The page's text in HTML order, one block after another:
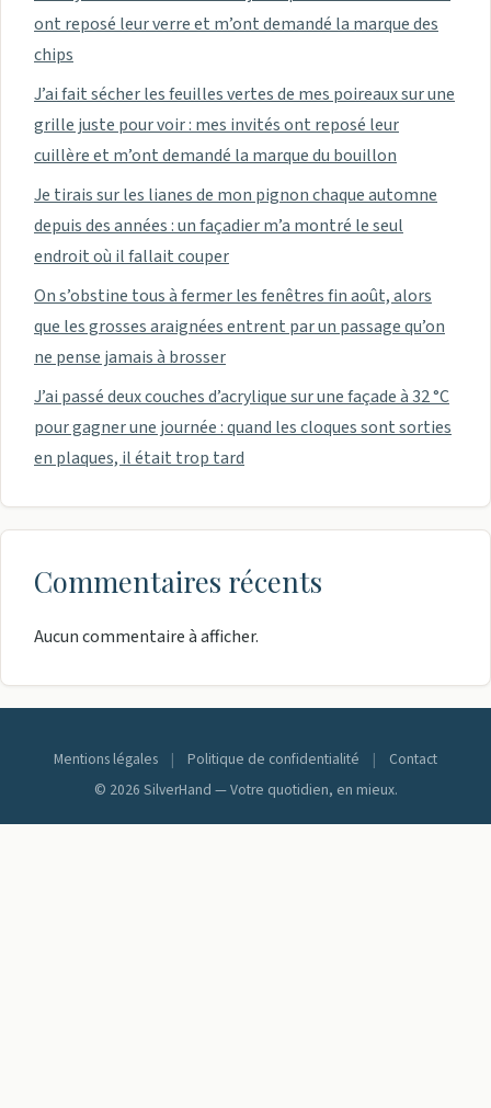
ont reposé leur verre et m’ont demandé la marque des
chips
J’ai fait sécher les feuilles vertes de mes poireaux sur une
grille juste pour voir : mes invités ont reposé leur
cuillère et m’ont demandé la marque du bouillon
Je tirais sur les lianes de mon pignon chaque automne
depuis des années : un façadier m’a montré le seul
endroit où il fallait couper
On s’obstine tous à fermer les fenêtres fin août, alors
que les grosses araignées entrent par un passage qu’on
ne pense jamais à brosser
J’ai passé deux couches d’acrylique sur une façade à 32 °C
pour gagner une journée : quand les cloques sont sorties
en plaques, il était trop tard
Commentaires récents
Aucun commentaire à afficher.
Mentions légales | Politique de confidentialité |
Contact
© 2026 SilverHand — Votre quotidien, en mieux.